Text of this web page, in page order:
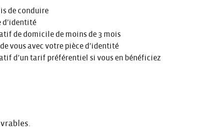
de conduire
d’identité
de domicile de moins de 3 mois
vous avec votre pièce d’identité
d’un tarif préférentiel si vous en bénéficiez